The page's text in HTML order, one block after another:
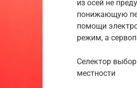
из осей не
понижающую
помощи
режим, а
Селектор
местности